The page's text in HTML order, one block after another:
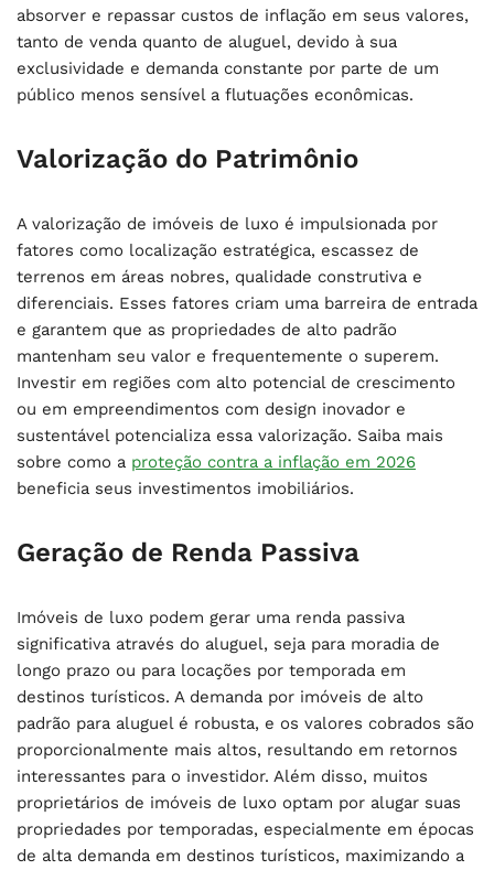
absorver e repassar custos de inflação em seus valores,
tanto de venda quanto de aluguel, devido à sua
exclusividade e demanda constante por parte de um
público menos sensível a flutuações econômicas.
Valorização do Patrimônio
A valorização de imóveis de luxo é impulsionada por
fatores como localização estratégica, escassez de
terrenos em áreas nobres, qualidade construtiva e
diferenciais. Esses fatores criam uma barreira de entrada
e garantem que as propriedades de alto padrão
mantenham seu valor e frequentemente o superem.
Investir em regiões com alto potencial de crescimento
ou em empreendimentos com design inovador e
sustentável potencializa essa valorização. Saiba mais
sobre como a proteção contra a inflação em 2026
beneficia seus investimentos imobiliários.
Geração de Renda Passiva
Imóveis de luxo podem gerar uma renda passiva
significativa através do aluguel, seja para moradia de
longo prazo ou para locações por temporada em
destinos turísticos. A demanda por imóveis de alto
padrão para aluguel é robusta, e os valores cobrados são
proporcionalmente mais altos, resultando em retornos
interessantes para o investidor. Além disso, muitos
proprietários de imóveis de luxo optam por alugar suas
propriedades por temporadas, especialmente em épocas
de alta demanda em destinos turísticos, maximizando a